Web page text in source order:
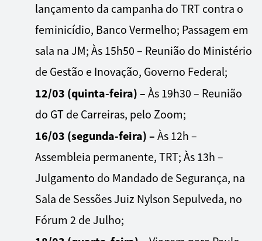
lançamento da campanha do TRT contra o
feminicídio, Banco Vermelho; Passagem em
sala na JM; Às 15h50 – Reunião do Ministério
de Gestão e Inovação, Governo Federal;
12/03 (quinta-feira) – Às 19h30 – Reunião
do GT de Carreiras, pelo Zoom;
16/03 (segunda-feira) – Às 12h –
Assembleia permanente, TRT; Às 13h –
Julgamento do Mandado de Segurança, na
Sala de Sessões Juiz Nylson Sepulveda, no
Fórum 2 de Julho;